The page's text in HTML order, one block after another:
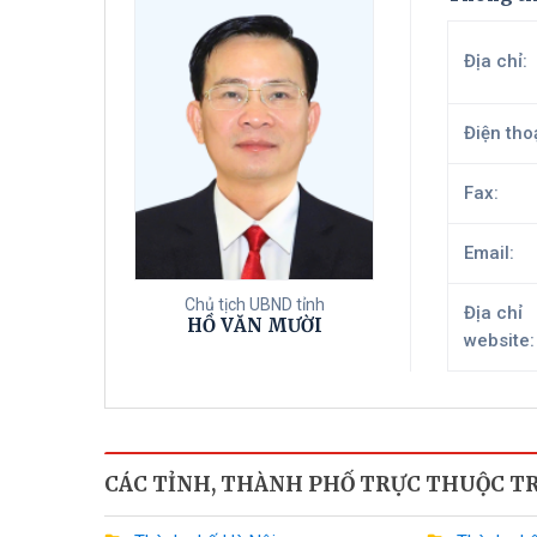
Chủ tịch UBND tỉnh
HỒ VĂN MƯỜI
Địa chỉ:
Điện
Fax:
Email:
Địa chỉ
website:
CÁC TỈNH, THÀNH PHỐ TRỰC THUỘC